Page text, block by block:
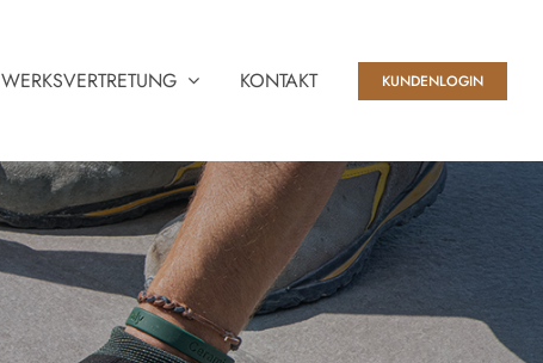
WERKSVERTRETUNG KONTAKT KUNDENLOGIN